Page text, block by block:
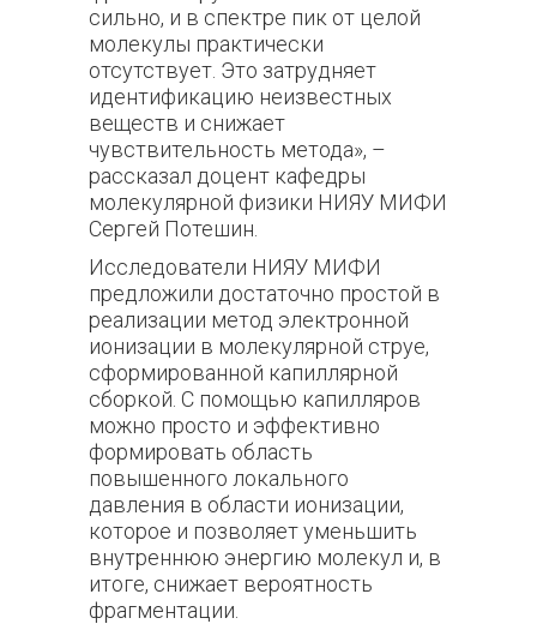
сильно, и в спектре пик от целой
молекулы практически
отсутствует. Это затрудняет
идентификацию неизвестных
веществ и снижает
чувствительность метода», –
рассказал доцент кафедры
молекулярной физики НИЯУ МИФИ
Сергей Потешин.
Исследователи НИЯУ МИФИ
предложили достаточно простой в
реализации метод электронной
ионизации в молекулярной струе,
сформированной капиллярной
сборкой. С помощью капилляров
можно просто и эффективно
формировать область
повышенного локального
давления в области ионизации,
которое и позволяет уменьшить
внутреннюю энергию молекул и, в
итоге, снижает вероятность
фрагментации.